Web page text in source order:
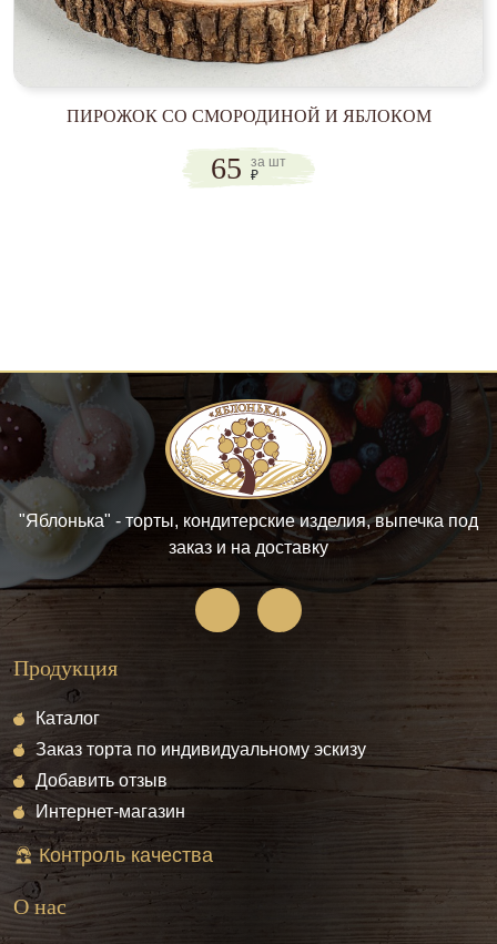
ПИРОЖОК СО СМОРОДИНОЙ И ЯБЛОКОМ
65
за шт
₽
"Яблонька" - торты, кондитерские изделия, выпечка под
заказ и на доставку
Продукция
Каталог
Заказ торта по индивидуальному эскизу
Добавить отзыв
Интернет-магазин
Контроль качества
О нас